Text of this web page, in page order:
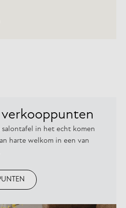
salontafel in het echt komen
harte welkom in een van